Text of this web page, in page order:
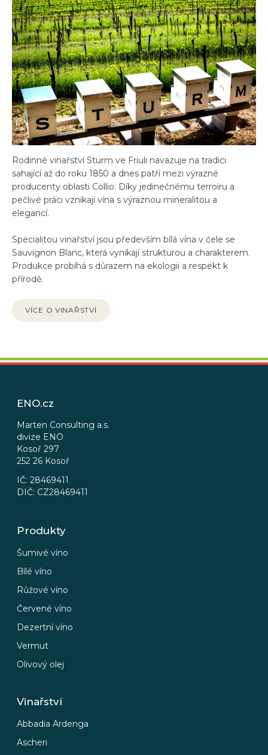
Rodinné vinařství Sturm ve Friuli navazuje na tradici
sahající až do roku 1850 a dnes patří mezi výrazné
producenty oblasti Collio. Díky jedinečnému terroiru a
pečlivé práci vznikají vína s výraznou mineralitou a
elegancí.
Specialitou vinařství jsou především bílá vína v čele se
Sauvignon Blanc, která vynikají strukturou a charakterem.
Produkce probíhá s důrazem na ekologii a respekt k
přírodě.
VÍCE O VINAŘSTVÍ
Z
ENO.cz
Marten Consulting a.s.
divize ENO
Kosoř 297
252 26 Kosoř
IČ: 28469411
DIČ: CZ28469411
Produkty
Šumivé víno
Bílé víno
Růžové víno
Červené víno
Dezertní víno
Vermut
Olivový olej
Vinařství
Abbadia Ardenga
Ascheri